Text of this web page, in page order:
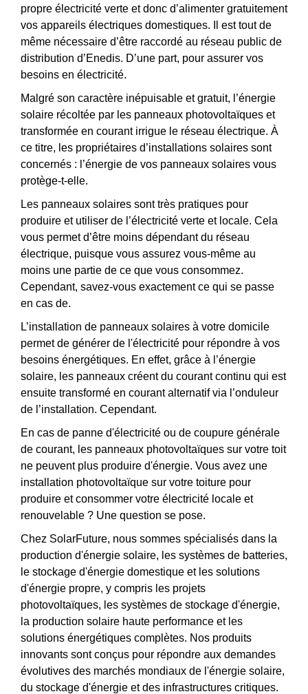
propre électricité verte et donc d’alimenter gratuitement
vos appareils électriques domestiques. Il est tout de
même nécessaire d’être raccordé au réseau public de
distribution d’Enedis. D’une part, pour assurer vos
besoins en électricité.
Malgré son caractère inépuisable et gratuit, l’énergie
solaire récoltée par les panneaux photovoltaïques et
transformée en courant irrigue le réseau électrique. À
ce titre, les propriétaires d’installations solaires sont
concernés : l’énergie de vos panneaux solaires vous
protège-t-elle.
Les panneaux solaires sont très pratiques pour
produire et utiliser de l’électricité verte et locale. Cela
vous permet d’être moins dépendant du réseau
électrique, puisque vous assurez vous-même au
moins une partie de ce que vous consommez.
Cependant, savez-vous exactement ce qui se passe
en cas de.
L’installation de panneaux solaires à votre domicile
permet de générer de l'électricité pour répondre à vos
besoins énergétiques. En effet, grâce à l’énergie
solaire, les panneaux créent du courant continu qui est
ensuite transformé en courant alternatif via l’onduleur
de l’installation. Cependant.
En cas de panne d'électricité ou de coupure générale
de courant, les panneaux photovoltaïques sur votre toit
ne peuvent plus produire d'énergie. Vous avez une
installation photovoltaïque sur votre toiture pour
produire et consommer votre électricité locale et
renouvelable ? Une question se pose.
Chez SolarFuture, nous sommes spécialisés dans la
production d'énergie solaire, les systèmes de batteries,
le stockage d'énergie domestique et les solutions
d'énergie propre, y compris les projets
photovoltaïques, les systèmes de stockage d'énergie,
la production solaire haute performance et les
solutions énergétiques complètes. Nos produits
innovants sont conçus pour répondre aux demandes
évolutives des marchés mondiaux de l'énergie solaire,
du stockage d'énergie et des infrastructures critiques.